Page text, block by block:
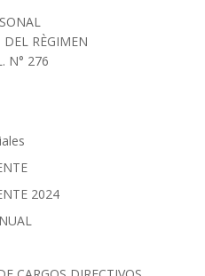
RÈGIMEN
N° 276
2024